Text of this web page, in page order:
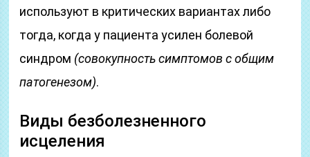
используют в критических вариантах либо
тогда, когда у пациента усилен болевой
синдром (совокупность симптомов с общим
патогенезом).
Виды безболезненного
исцеления